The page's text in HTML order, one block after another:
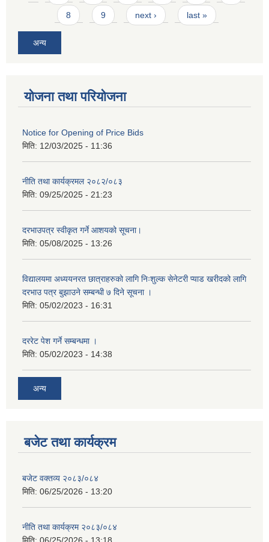
8 9 next › last »
अन्य
योजना तथा परियोजना
Notice for Opening of Price Bids
मिति: 12/03/2025 - 11:36
नीति तथा कार्यक्रमल २०८२/०८३
मिति: 09/25/2025 - 21:23
दरभाउपत्र स्वीकृत गर्ने आशयको सूचना।
मिति: 05/08/2025 - 13:26
विद्यालयमा अध्ययनरत छात्राहरुको लागि निःशुल्क सेनेटरी प्याड खरीदको लागि
दरभाउ पत्र बुझाउने सम्बन्धी ७ दिने सूचना ।
मिति: 05/02/2023 - 16:31
दररेट पेश गर्ने सम्बन्धमा ।
मिति: 05/02/2023 - 14:38
अन्य
बजेट तथा कार्यक्रम
बजेट वक्तव्य २०८३/०८४
मिति: 06/25/2026 - 13:20
नीति तथा कार्यक्रम २०८३/०८४
मिति: 06/25/2026 - 13:18